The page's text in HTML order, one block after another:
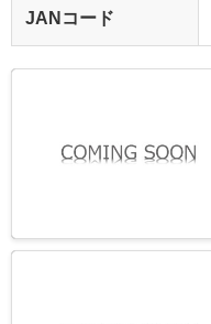
JANコード